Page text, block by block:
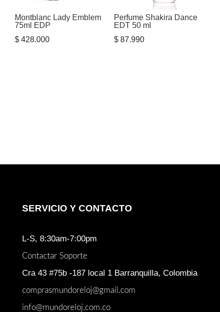
Montblanc Lady Emblem
75ml EDP
$ 428.000
Perfume Shakira Dance
EDT 50 ml
$87.990
SERVICIO Y CONTACTO
L-S, 8:30am-7:00pm
Contactar Soporte
Cra 43 #75b -187 local 1 Barranquilla, Colombia
comprasmundoreloj@gmail.com
info@mundoreloj.com.co